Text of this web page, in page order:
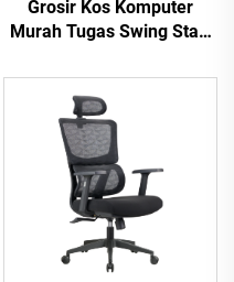
Grosir Kos Komputer
Murah Tugas Swing Staff
Mesra Kerusi Pejabat
Ergonomik